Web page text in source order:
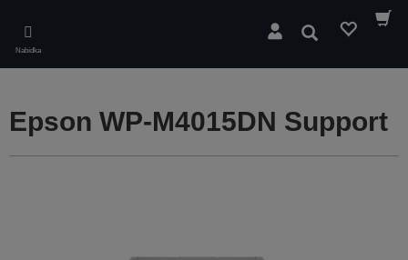
main
content
Nabídka
Hledat
Epson WP-M4015DN Support